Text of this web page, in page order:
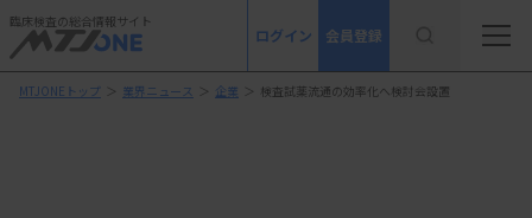
臨床検査の総合情報サイト
ログイン 会員登録
MTJONEトップ ＞ 業界ニュース ＞ 企業 ＞ 検査試薬流通の効率化へ検討会設置